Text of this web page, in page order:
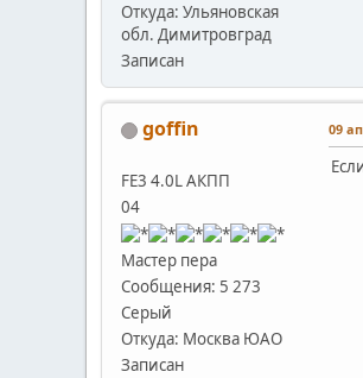
Откуда: Ульяновская
обл. Димитровград
Записан
goffin
FE3 4.0L АКПП
04
Мастер пера
Сообщения: 5 273
Серый
Откуда: Москва ЮАО
Записан
09